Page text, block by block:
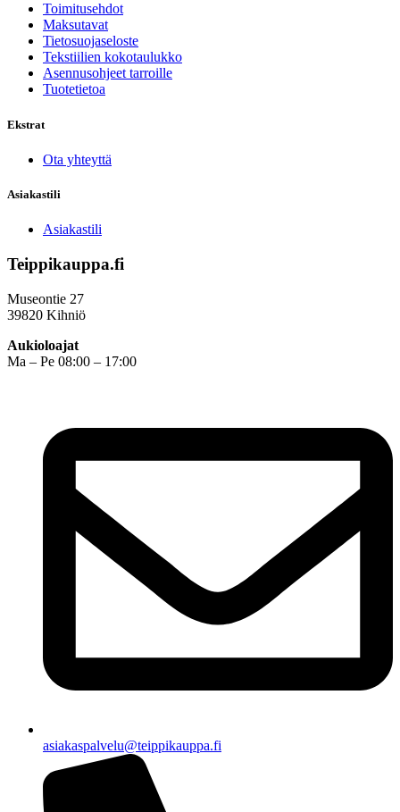
Toimitusehdot
Maksutavat
Tietosuojaseloste
Tekstiilien kokotaulukko
Asennusohjeet tarroille
Tuotetietoa
Ekstrat
Ota yhteyttä
Asiakastili
Asiakastili
Teippikauppa.fi
Museontie 27
39820 Kihniö
Aukioloajat
Ma – Pe 08:00 – 17:00
asiakaspalvelu@teippikauppa.fi